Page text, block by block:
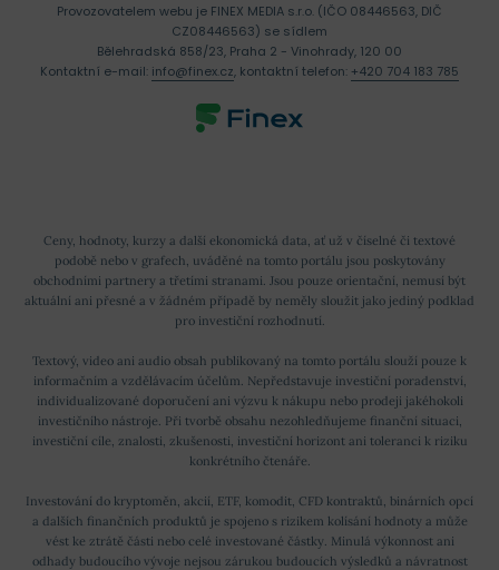
Ceny, hodnoty, kurzy a další ekonomická data, ať už v číselné či textové
podobě nebo v grafech, uváděné na tomto portálu jsou poskytovány
obchodními partnery a třetími stranami. Jsou pouze orientační, nemusí být
aktuální ani přesné a v žádném případě by neměly sloužit jako jediný podklad
pro investiční rozhodnutí.
Textový, video ani audio obsah publikovaný na tomto portálu slouží pouze k
informačním a vzdělávacím účelům. Nepředstavuje investiční poradenství,
individualizované doporučení ani výzvu k nákupu nebo prodeji jakéhokoli
investičního nástroje. Při tvorbě obsahu nezohledňujeme finanční situaci,
investiční cíle, znalosti, zkušenosti, investiční horizont ani toleranci k riziku
konkrétního čtenáře.
Investování do kryptoměn, akcií, ETF, komodit, CFD kontraktů, binárních opcí
a dalších finančních produktů je spojeno s rizikem kolísání hodnoty a může
vést ke ztrátě části nebo celé investované částky. Minulá výkonnost ani
odhady budoucího vývoje nejsou zárukou budoucích výsledků a návratnost
Provozovatelem webu je FINEX MEDIA s.r.o. (IČO 08446563, DIČ
CZ08446563) se sídlem
Bělehradská 858/23, Praha 2 - Vinohrady, 120 00
Kontaktní e-mail: info@finex.cz, kontaktní telefon: +420 704 183 785